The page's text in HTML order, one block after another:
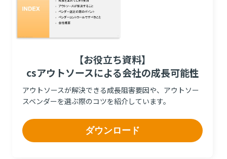
【お役立ち資料】
csアウトソースによる会社の成長可能性
アウトソースが解決できる成長阻害要因や、アウトソー
スベンダーを選ぶ際のコツを紹介しています。
ダウンロード